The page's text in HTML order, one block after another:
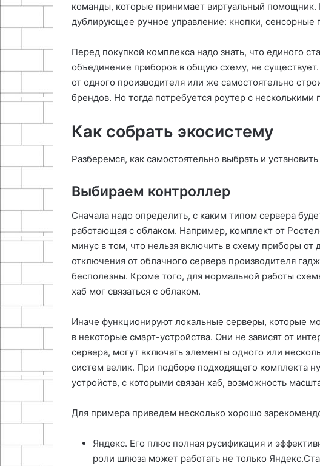
команды, которые принимает виртуальный помощник.
дублирующее ручное управление: кнопки, сенсорные
Перед покупкой комплекса надо знать, что единого
объединение приборов в общую схему, не
от одного производителя или же самостоятельно
брендов. Но тогда потребуется роутер с несколькими
Как собрать экосистему
Разберемся, как самостоятельно выбрать и
Выбираем контроллер
Сначала надо определить, с каким типом сервера
работающая с облаком. Например, комплект от
минус в том, что нельзя включить в схему приборы от
отключения от облачного сервера производителя
бесполезны. Кроме того, для нормальной работы
хаб мог связаться с облаком.
Иначе функционируют локальные серверы, которые
в некоторые смарт-устройства. Они не зависят от
сервера, могут включать элементы одного или
систем велик. При подборе подходящего комплекта
устройств, с которыми связан хаб, возможность
Для примера приведем несколько хорошо
Яндекс. Его плюс полная русификация и
роли шлюза может работать не только